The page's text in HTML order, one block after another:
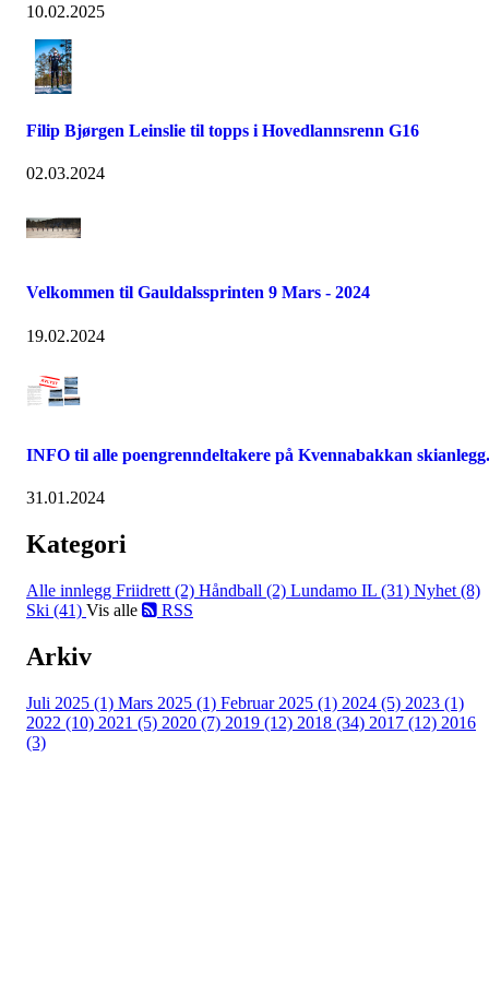
10.02.2025
Filip Bjørgen Leinslie til topps i Hovedlannsrenn G16
02.03.2024
Velkommen til Gauldalssprinten 9 Mars - 2024
19.02.2024
INFO til alle poengrenndeltakere på Kvennabakkan skianlegg.
31.01.2024
Kategori
Alle innlegg Friidrett (2) Håndball (2) Lundamo IL (31) Nyhet (8)
Ski (41) Vis alle RSS
Arkiv
Juli 2025 (1) Mars 2025 (1) Februar 2025 (1) 2024 (5) 2023 (1)
2022 (10) 2021 (5) 2020 (7) 2019 (12) 2018 (34) 2017 (12) 2016
(3)